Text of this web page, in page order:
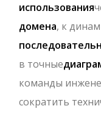
использования
домена, к
в точные
команды
сократить